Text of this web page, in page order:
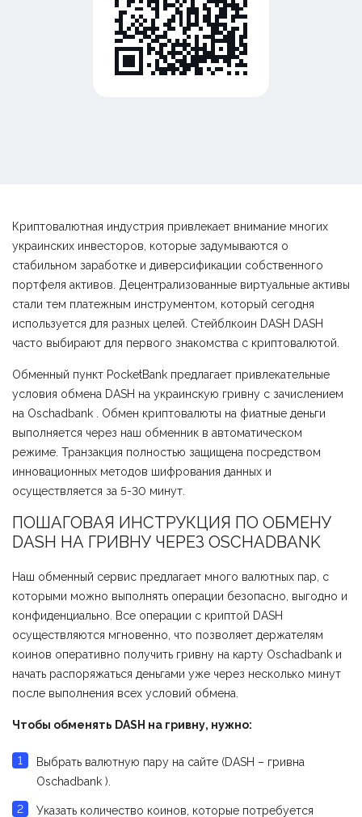
Криптовалютная индустрия привлекает внимание многих
украинских инвесторов, которые задумываются о
стабильном заработке и диверсификации собственного
портфеля активов. Децентрализованные виртуальные активы
стали тем платежным инструментом, который сегодня
используется для разных целей. Стейблкоин DASH DASH
часто выбирают для первого знакомства с криптовалютой.
Обменный пункт PocketBank предлагает привлекательные
условия обмена DASH на украинскую гривну с зачислением
на Оschadbank . Обмен криптовалюты на фиатные деньги
выполняется через наш обменник в автоматическом
режиме. Транзакция полностью защищена посредством
инновационных методов шифрования данных и
осуществляется за 5-30 минут.
ПОШАГОВАЯ ИНСТРУКЦИЯ ПО ОБМЕНУ
DASH НА ГРИВНУ ЧЕРЕЗ ОSCHADBANK
Наш обменный сервис предлагает много валютных пар, с
которыми можно выполнять операции безопасно, выгодно и
конфиденциально. Все операции с криптой DASH
осуществляются мгновенно, что позволяет держателям
коинов оперативно получить гривну на карту Оschadbank и
начать распоряжаться деньгами уже через несколько минут
после выполнения всех условий обмена.
Чтобы обменять DASH на гривну, нужно:
Выбрать валютную пару на сайте (DASH – гривна
Оschadbank ).
Указать количество коинов, которые потребуется